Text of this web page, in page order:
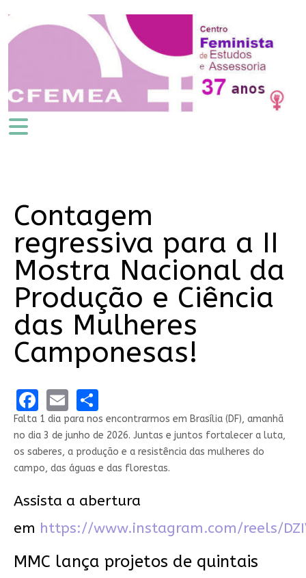
Contagem
regressiva para a II
Mostra Nacional da
Produção e Ciência
das Mulheres
Camponesas!
Facebook
EmailShare
Falta 1 dia para nos encontrarmos em Brasília (DF), amanhã
no dia 3 de junho de 2026. Juntas e juntos fortalecer a luta,
os saberes, a produção e a resistência das mulheres do
campo, das águas e das florestas.
Assista a abertura
em https://www.instagram.com/reels/
MMC lança projetos de quintais